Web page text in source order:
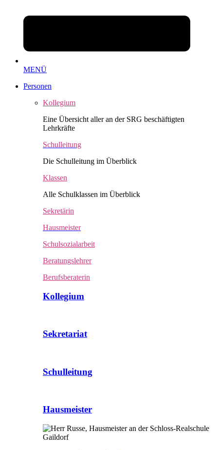
MENÜ
Personen
Kollegium
Eine Übersicht aller an der SRG beschäftigten
Lehrkräfte
Schulleitung
Die Schulleitung im Überblick
Klassen
Alle Schulklassen im Überblick
Sekretärin
Hausmeister
Schulsozialarbeit
Beratungslehrer
Berufsberaterin
Kollegium
Sekretariat
Schulleitung
Hausmeister